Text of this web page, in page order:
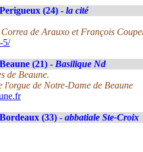
Perigueux (24) - la cité
de Arauxo et François
5/
Beaune (21) - Basilique Nd
de Beaune.
l'orgue de Notre-Dame de Beaune
Bordeaux (33) - abbatiale Ste-Croix